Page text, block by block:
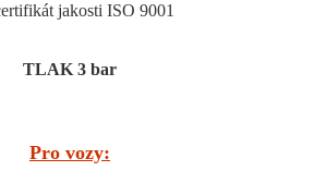
jakosti ISO 9001
TLAK 3 bar
Pro vozy: